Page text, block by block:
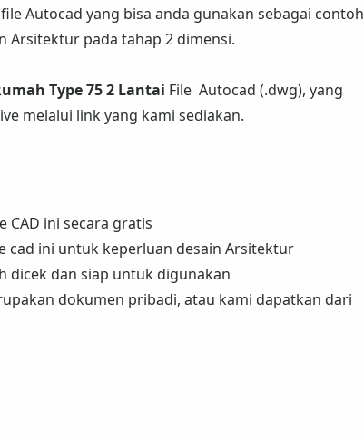
Autocad yang bisa anda gunakan sebagai contoh
Arsitektur pada tahap 2 dimensi.
Type 75 2 Lantai File Autocad (.dwg), yang
melalui link yang kami sediakan.
CAD ini secara gratis
cad ini untuk keperluan desain Arsitektur
dicek dan siap untuk digunakan
dokumen pribadi, atau kami dapatkan dari